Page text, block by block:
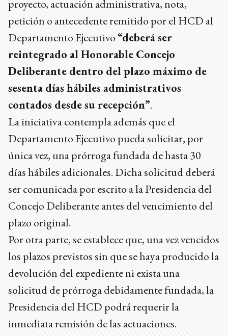
proyecto, actuación administrativa, nota,
petición o antecedente remitido por el HCD al
Departamento Ejecutivo “deberá ser
reintegrado al Honorable Concejo
Deliberante dentro del plazo máximo de
sesenta días hábiles administrativos
contados desde su recepción”.
La iniciativa contempla además que el
Departamento Ejecutivo pueda solicitar, por
única vez, una prórroga fundada de hasta 30
días hábiles adicionales. Dicha solicitud deberá
ser comunicada por escrito a la Presidencia del
Concejo Deliberante antes del vencimiento del
plazo original.
Por otra parte, se establece que, una vez vencidos
los plazos previstos sin que se haya producido la
devolución del expediente ni exista una
solicitud de prórroga debidamente fundada, la
Presidencia del HCD podrá requerir la
inmediata remisión de las actuaciones.